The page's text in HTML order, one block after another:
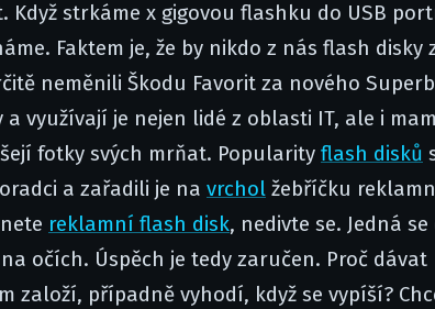
strkáme x gigovou flashku do USB
Faktem je, že by nikdo z nás flash disky
neměnili Škodu Favorit za nového
využívají je nejen lidé z oblasti IT, ale i
fotky svých mrňat. Popularity flash disků
a zařadili je na vrchol žebříčku
reklamní flash disk, nedivte se. Jedná se
očích. Úspěch je tedy zaručen. Proč dávat
založí, případně vyhodí, když se vypíší?